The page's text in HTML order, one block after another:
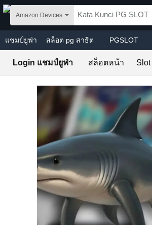
Skip to main content
Amazon Devices
แชมป์ยูฟ่า สล็อต pg สาธิต PGSLOT
Login แชมป์ยูฟ่า สล็อตหน้า